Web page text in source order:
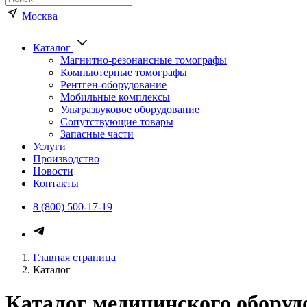
Москва
Каталог
Магнитно-резонансные томографы
Компьютерные томографы
Рентген-оборудование
Мобильные комплексы
Ультразвуковое оборудование
Сопутствующие товары
Запасные части
Услуги
Производство
Новости
Контакты
8 (800) 500-17-19
Главная страница
Каталог